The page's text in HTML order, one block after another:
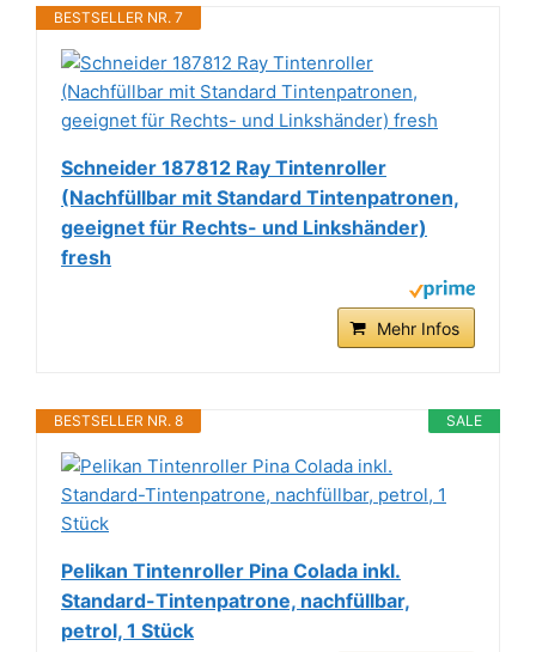
BESTSELLER NR. 7
Schneider 187812 Ray Tintenroller
(Nachfüllbar mit Standard Tintenpatronen,
geeignet für Rechts- und Linkshänder)
fresh
Mehr Infos
SALE
BESTSELLER NR. 8
Pelikan Tintenroller Pina Colada inkl.
Standard-Tintenpatrone, nachfüllbar,
petrol, 1 Stück